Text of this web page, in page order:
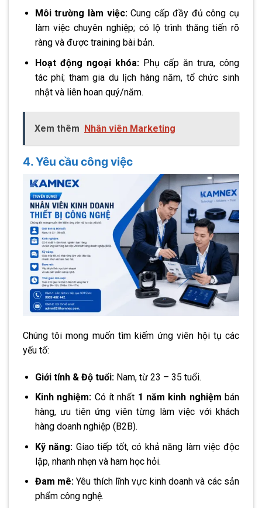
Môi trường làm việc:Cung cấp đầy đủ công cụ
làm việc chuyên nghiệp; có lộ trình thăng tiến rõ
ràng và được training bài bản.
Hoạt động ngoại khóa:Phụ cấp ăn trưa, công
tác phí; tham gia du lịch hàng năm, tổ chức sinh
nhật và liên hoan quý/năm.
Xem thêm Nhân viên Marketing
4. Yêu cầu công việc
Chúng tôi mong muốn tìm kiếm ứng viên hội tụ các
yếu tố:
Giới tính & Độ tuổi:Nam, từ 23 – 35 tuổi.
Kinh nghiệm: Có ít nhất 1 năm kinh nghiệm bán
hàng, ưu tiên ứng viên từng làm việc với khách
hàng doanh nghiệp (B2B).
Kỹ năng: Giao tiếp tốt, có khả năng làm việc độc
lập, nhanh nhẹn và ham học hỏi.
Đam mê: Yêu thích lĩnh vực kinh doanh và các sản
phẩm công nghệ.